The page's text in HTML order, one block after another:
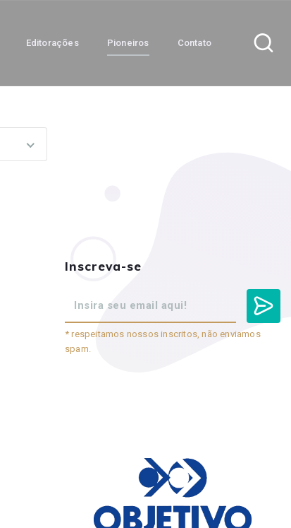
Editorações Pioneiros Contato
Inscreva-se
* respeitamos nossos inscritos, não enviamos
spam.